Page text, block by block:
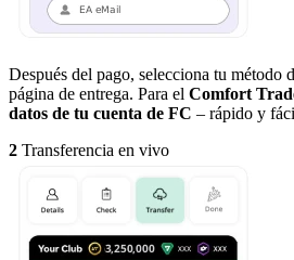
Después del pago, selecciona tu método
página de entrega. Para el Comfort
datos de tu cuenta de FC – rápido y
2 Transferencia en vivo